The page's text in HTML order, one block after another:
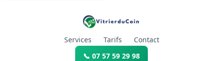
Services Tarifs
Contact
📞 07 57 59 29 98